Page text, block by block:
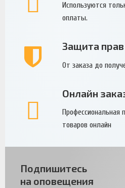
Используются
оплаты.
Защита
От заказа до
Онлайн
товаров онлайн
Подпишитесь
на оповещения